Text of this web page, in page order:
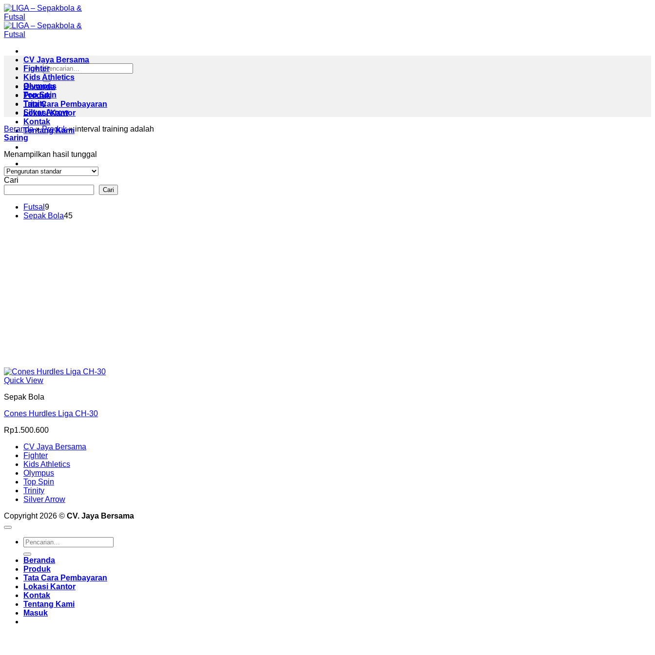
Skip
to
content
Pencarian
untuk:
Beranda
Produk
Tata Cara Pembayaran
Lokasi Kantor
Kontak
Tentang Kami
CV Jaya Bersama
Fighter
Kids Athletics
Olympus
Top Spin
Trinity
Silver Arrow
Beranda » Produk » interval training adalah
Saring
Menampilkan hasil tunggal
Cari
Cari
Futsal 99
Produk
Sepak Bola4545
Quick View
Sepak Bola
Cones Hurdles Liga CH-30
Rp1.500.600
CV Jaya Bersama
Fighter
Kids Athletics
Olympus
Top Spin
Trinity
Silver Arrow
Copyright 2026 © CV. Jaya Bersama
Pencarian
untuk:
Beranda
Produk
Tata Cara Pembayaran
Lokasi Kantor
Kontak
Tentang Kami
Masuk